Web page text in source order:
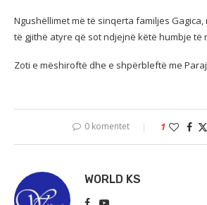
Ngushëllimet më të sinqerta familjes
të gjithë atyre që sot ndjejnë këtë humbje të
Zoti e mëshiroftë dhe e shpërbleftë me
0 komentet 1
WORLD KS